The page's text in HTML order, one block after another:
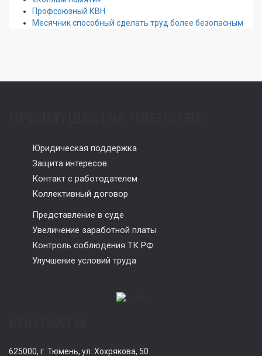
Профсоюзный КВН
Месячник способный сделать труд более безопасным
Юридическая поддержка
Защита интересов
Контакт с работодателем
Коллективный договор
Представление в суде
Увеличение заработной платы
Контроль соблюдения ТК РФ
Улучшение условий труда
625000, г. Тюмень, ул. Хохрякова, 50